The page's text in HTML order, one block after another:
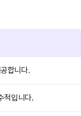
합니다.
적입니다.